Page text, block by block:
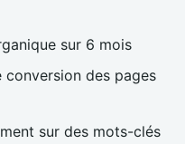
sur 6 mois
des pages
sur des mots-clés